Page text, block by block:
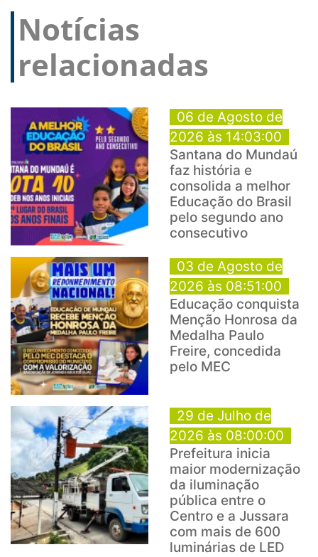
Notícias
relacionadas
06 de Agosto de
2026 às 14:03:00
Santana do Mundaú
faz história e
consolida a melhor
Educação do Brasil
pelo segundo ano
consecutivo
03 de Agosto de
2026 às 08:51:00
Educação conquista
Menção Honrosa da
Medalha Paulo
Freire, concedida
pelo MEC
29 de Julho de
2026 às 08:00:00
Prefeitura inicia
maior modernização
da iluminação
pública entre o
Centro e a Jussara
com mais de 600
luminárias de LED